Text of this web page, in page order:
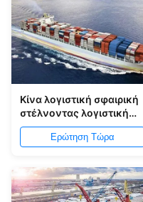
Κίνα λογιστική σφαιρική
στέλνοντας λογιστική
υπηρεσία φορτίου της
Ευρώπης στη διεθνή
Ερώτηση Τώρα